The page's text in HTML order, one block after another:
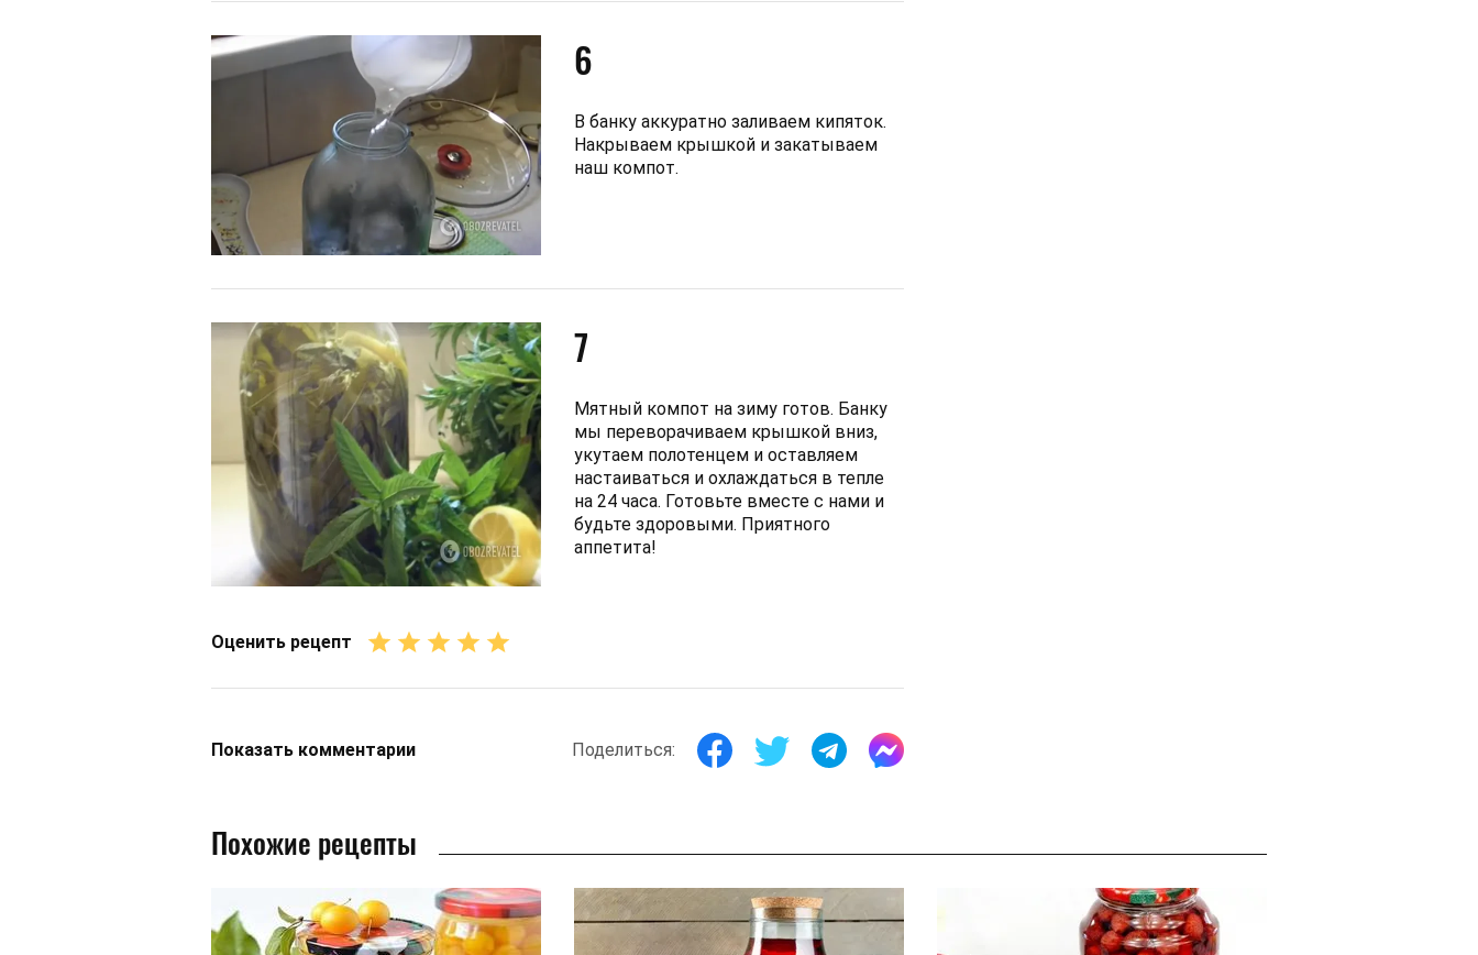
6
В банку аккуратно заливаем кипяток.
Накрываем крышкой и закатываем
наш компот.
7
Мятный компот на зиму готов. Банку
мы переворачиваем крышкой вниз,
укутаем полотенцем и оставляем
настаиваться и охлаждаться в тепле
на 24 часа. Готовьте вместе с нами и
будьте здоровыми. Приятного
аппетита!
Оценить рецепт
Показать комментарии Поделиться:
Похожие рецепты